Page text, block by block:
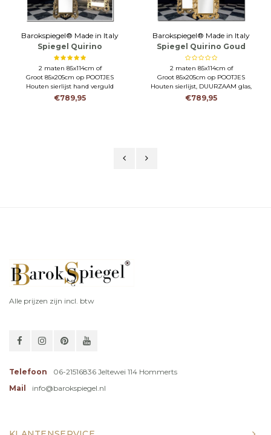
in Italy
Barokspiegel® Made in Italy
Spiegel Quirino Goud
2 maten 85x114cm of
Groot 85x205cm op POOTJES
Houten sierlijst, DUURZAAM glas,
Barokspiegel® Made
Spiegel Quirino
2 maten 85x114cm
Groot 85x205cm op
Houten sierlijst hand
Alle prijzen zijn incl. btw
Telefoon
06-21516836 Jeltewei 114 Hommerts
Mail
info@barokspiegel.nl